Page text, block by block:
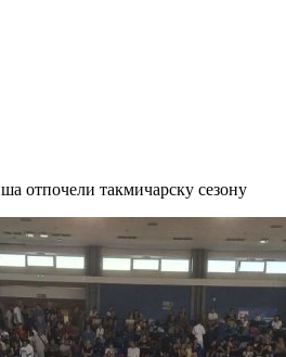
отпочели такмичарску сезону